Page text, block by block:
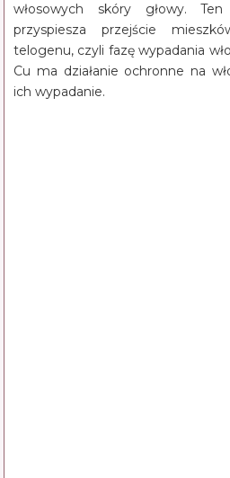
włosowych skóry głowy.
przyspiesza przejście
telogenu, czyli fazę wypadania
Cu ma działanie ochronne na
ich wypadanie.